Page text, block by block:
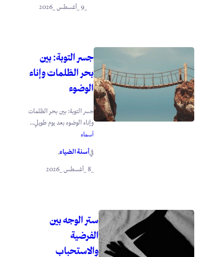
جسر التوبة: بين
بحر الظلمات وإناء
الوضوء
جسر التوبة: بين بحر الظلمات
وإناء الوضوء بعد يوم طويلٍ...
أسماء
فيأسنة الضياء.
ستر الوجه بين
الفرضية
والاستحباب